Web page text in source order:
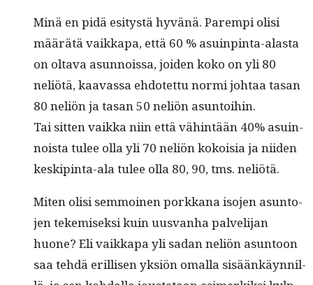
Minä en pidä esi­tys­tä hyvänä. Parem­pi olisi
määrätä vaikka­pa, että 60 % asuin­pin­ta-alas­ta
on olta­va asun­nois­sa, joiden koko on yli 80
neliötä, kaavas­sa ehdotet­tu nor­mi johtaa tasan
80 neliön ja tasan 50 neliön asuntoihin.
Tai sit­ten vaik­ka niin että vähin­tään 40% asuin­
noista tulee olla yli 70 neliön kokoisia ja niiden
keskip­in­ta-ala tulee olla 80, 90, tms. neliötä.
Miten olisi sem­moinen porkkana iso­jen asun­to­
jen tekemisek­si kuin uus­van­ha palveli­jan
huone? Eli vaikka­pa yli sadan neliön asun­toon
saa tehdä eril­lisen yksiön oma­l­la sisäänkäyn­nil­